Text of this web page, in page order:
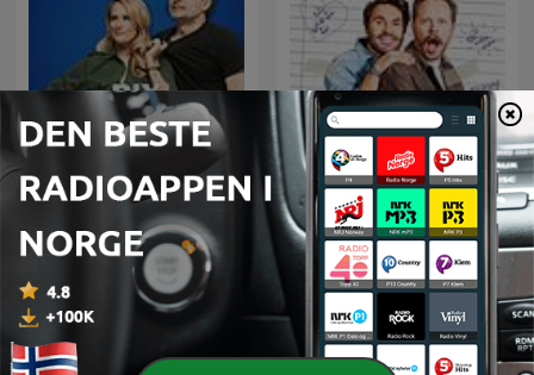
RIX MorronZoo
Jan Thomas og Einar blir
venner